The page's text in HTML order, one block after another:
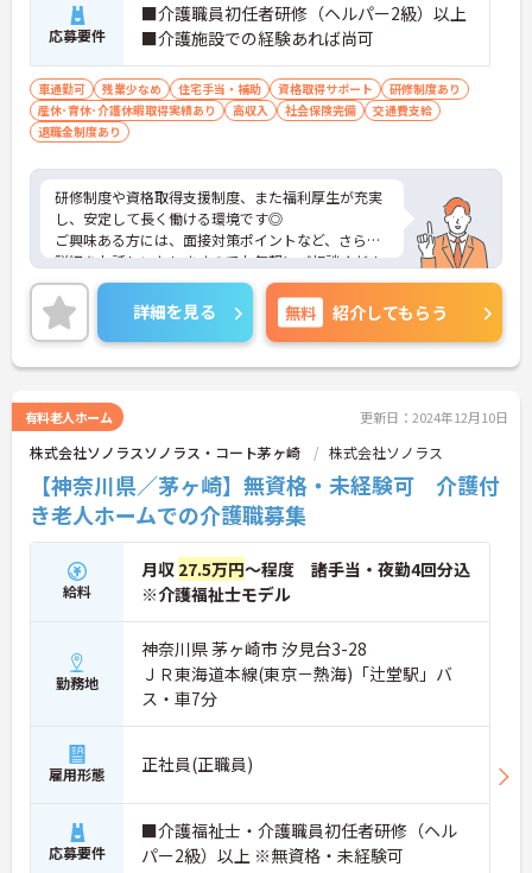
応募要件
■介護職員初任者研修（ヘルパー2級）以上
■介護施設での経験あれば尚可
車通勤可 残業少なめ 住宅手当・補助 資格取得サポート
研修制度あり
産休･育休･介護休暇取得実績あり
高収入 社会保険完備
交通費支給
退職金制度あり
研修制度や資格取得支援制度、また福利厚生が充実
し、安定して長く働ける環境です◎
ご興味ある方には、面接対策ポイントなど、さらに
詳細をお話しいたしますのでお気軽にご相談くださ
い！
詳細を見る 無料 紹介してもらう
有料老人ホーム 更新日：2024年12月10日
株式会社ソノラスソノラス・コート茅ヶ崎 株式会社ソノラス
【神奈川県／茅ヶ崎】無資格・未経験可 介護付
き老人ホームでの介護職募集
給料
月収 27.5万円～程度 諸手当・夜勤4回分込
※介護福祉士モデル
勤務地
神奈川県 茅ヶ崎市 汐見台3-28
ＪＲ東海道本線(東京－熱海)「辻堂駅」バ
ス・車7分
雇用形態 正社員(正職員)
応募要件
■介護福祉士・介護職員初任者研修（ヘル
パー2級）以上 ※無資格・未経験可